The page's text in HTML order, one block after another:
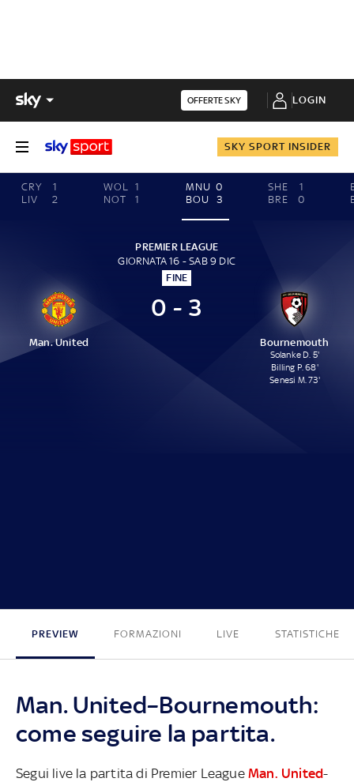
OFFERTE SKY LOGIN
SKY SPORT INSIDER
CRY
1
LIV
2
WOL
1
NOT
1
MNU 0
BOU
3
SHE
1
BRE
0
PREMIER LEAGUE
GIORNATA 16 - SAB 9 DIC
FINE
Man. United
0 - 3
Bournemouth
Solanke D. 5'
Billing P. 68'
Senesi M. 73'
PREVIEW FORMAZIONI LIVE STATISTICHE
Man. United–Bournemouth:
come seguire la partita.
Segui live la partita di Premier League Man. United-